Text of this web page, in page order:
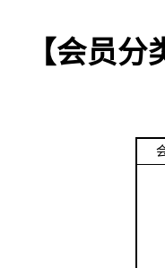
【会员分